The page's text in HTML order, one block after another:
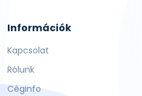
Információk
Kapcsolat
Rólunk
Céginfo